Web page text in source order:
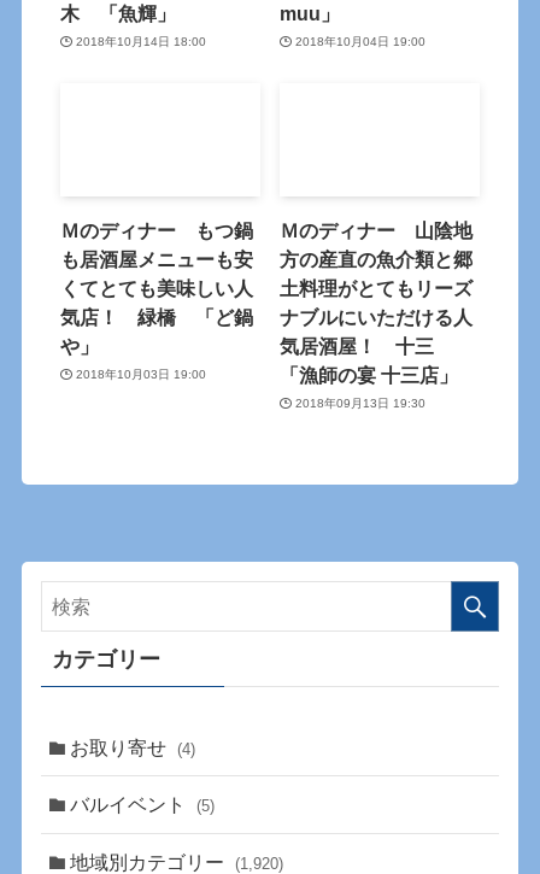
木 「魚輝」
2018年10月14日 18:00
muu」
2018年10月04日 19:00
Ｍのディナー もつ鍋
も居酒屋メニューも安
くてとても美味しい人
気店！ 緑橋 「ど鍋
や」
2018年10月03日 19:00
Ｍのディナー 山陰地
方の産直の魚介類と郷
土料理がとてもリーズ
ナブルにいただける人
気居酒屋！ 十三
「漁師の宴 十三店」
2018年09月13日 19:30
カテゴリー
お取り寄せ (4)
バルイベント (5)
地域別カテゴリー (1,920)